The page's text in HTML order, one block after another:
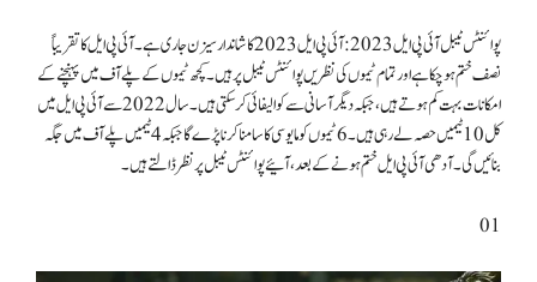
پوائنٹس ٹیبل آئی پی ایل 2023: آئی پی ایل 2023 کا شاندار سیزن جاری ہے۔ آئی پی ایل کا تقریباً
نصف ختم ہوچکا ہے اور تمام ٹیموں کی نظریں پوائنٹس ٹیبل پر ہیں۔ کچھ ٹیموں کے پلے آف میں پہنچنے کے
امکانات بہت کم ہوتے ہیں، جبکہ دیگر آسانی سے کوالیفائی کر سکتی ہیں۔ سال 2022 سے آئی پی ایل میں
کل 10 ٹیمیں حصہ لے رہی ہیں۔ 6 ٹیموں کو مایوسی کا سامنا کرنا پڑے گا جبکہ 4 ٹیمیں پلے آف میں جگہ
بنائیں گی۔ آدھی آئی پی ایل ختم ہونے کے بعد، آئیے پوائنٹس ٹیبل پر نظر ڈالتے ہیں۔
01